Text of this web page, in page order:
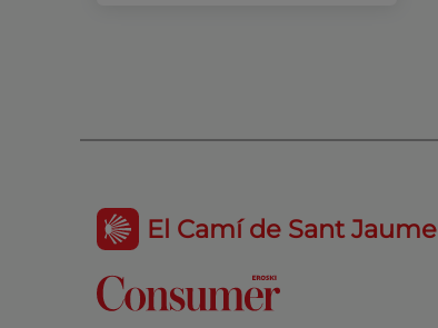
El Camí de Sant Jaume